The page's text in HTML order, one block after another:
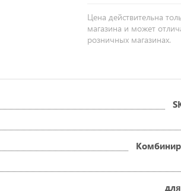
Цена действительна
магазина и может
розничных магазинах.